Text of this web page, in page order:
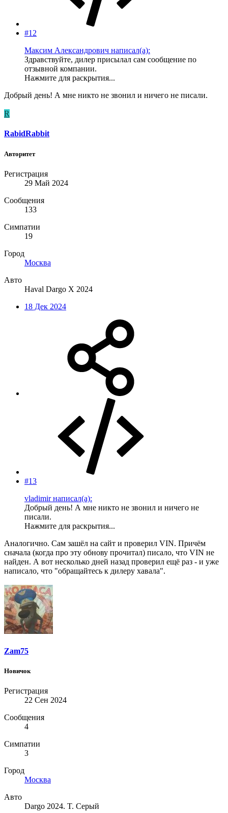
#12
Максим Александрович написал(а):
Здравствуйте, дилер присылал сам сообщение по
отзывной компании.
Нажмите для раскрытия...
Добрый день! А мне никто не звонил и ничего не писали.
R
RabidRabbit
Авторитет
Регистрация
29 Май 2024
Сообщения
133
Симпатии
19
Город
Москва
Авто
Haval Dargo X 2024
18 Дек 2024
#13
vladimir написал(а):
Добрый день! А мне никто не звонил и ничего не
писали.
Нажмите для раскрытия...
Аналогично. Сам зашёл на сайт и проверил VIN. Причём
сначала (когда про эту обнову прочитал) писало, что VIN не
найден. А вот несколько дней назад проверил ещё раз - и уже
написало, что "обращайтесь к дилеру хавала".
Zam75
Новичок
Регистрация
22 Сен 2024
Сообщения
4
Симпатии
3
Город
Москва
Авто
Dargo 2024. T. Серый